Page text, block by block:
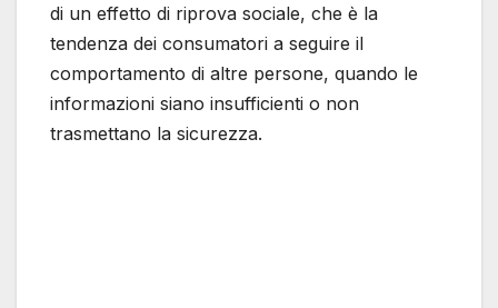
di un effetto di riprova sociale, che è la
tendenza dei consumatori a seguire il
comportamento di altre persone, quando le
informazioni siano insufficienti o non
trasmettano la sicurezza.